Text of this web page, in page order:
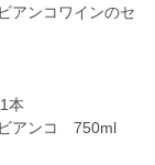
アンコワインのセ
本
ビアンコ 750ml